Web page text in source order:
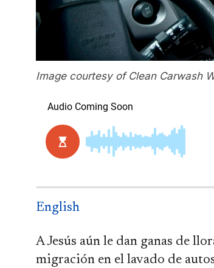
Image courtesy of Clean Carwash
English
A Jesús aún le dan ganas de
migración en el lavado de